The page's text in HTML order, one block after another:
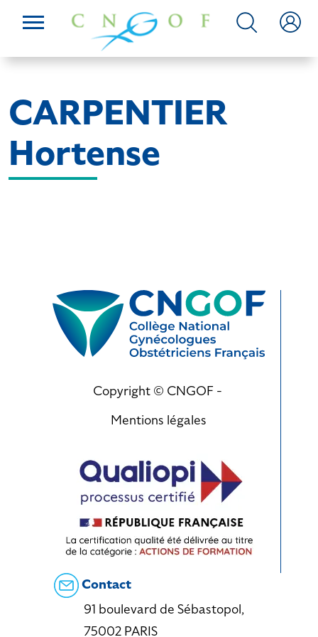
CARPENTIER
Hortense
Copyright © CNGOF -
Mentions légales
Contact
91 boulevard de Sébastopol,
75002 PARIS